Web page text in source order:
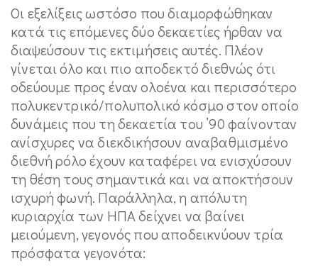
Οι εξελίξεις ωστόσο που διαμορφώθηκαν
κατά τις επόμενες δύο δεκαετίες ήρθαν να
διαψεύσουν τις εκτιμήσεις αυτές. Πλέον
γίνεται όλο και πιο αποδεκτό διεθνώς ότι
οδεύουμε προς έναν ολοένα και περισσότερο
πολυκεντρικό/πολυπολικό κόσμο στον οποίο
δυνάμεις που τη δεκαετία του ’90 φαίνονταν
ανίσχυρες να διεκδικήσουν αναβαθμισμένο
διεθνή ρόλο έχουν καταφέρει να ενισχύσουν
τη θέση τους σημαντικά και να αποκτήσουν
ισχυρή φωνή. Παράλληλα, η απόλυτη
κυριαρχία των ΗΠΑ δείχνει να βαίνει
μειούμενη, γεγονός που αποδεικνύουν τρία
πρόσφατα γεγονότα: